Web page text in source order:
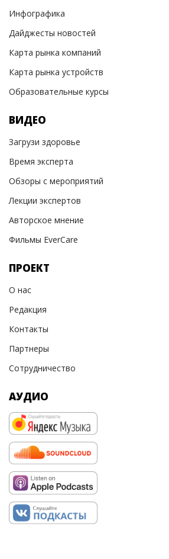
Инфографика
Дайджесты новостей
Карта рынка компаний
Карта рынка устройств
Образовательные курсы
ВИДЕО
Загрузи здоровье
Время эксперта
Обзоры с мероприятий
Лекции экспертов
Авторское мнение
Фильмы EverCare
ПРОЕКТ
О нас
Редакция
Контакты
Партнеры
Сотрудничество
АУДИО